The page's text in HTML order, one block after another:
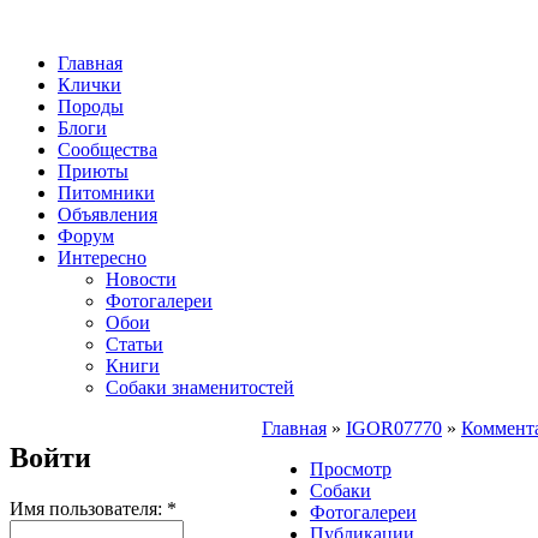
Главная
Клички
Породы
Блоги
Сообщества
Приюты
Питомники
Объявления
Форум
Интересно
Новости
Фотогалереи
Обои
Статьи
Книги
Собаки знаменитостей
Войти
Имя пользователя: *
Главная » IGOR07770 »
Просмотр
Собаки
Фотогалереи
Публикации